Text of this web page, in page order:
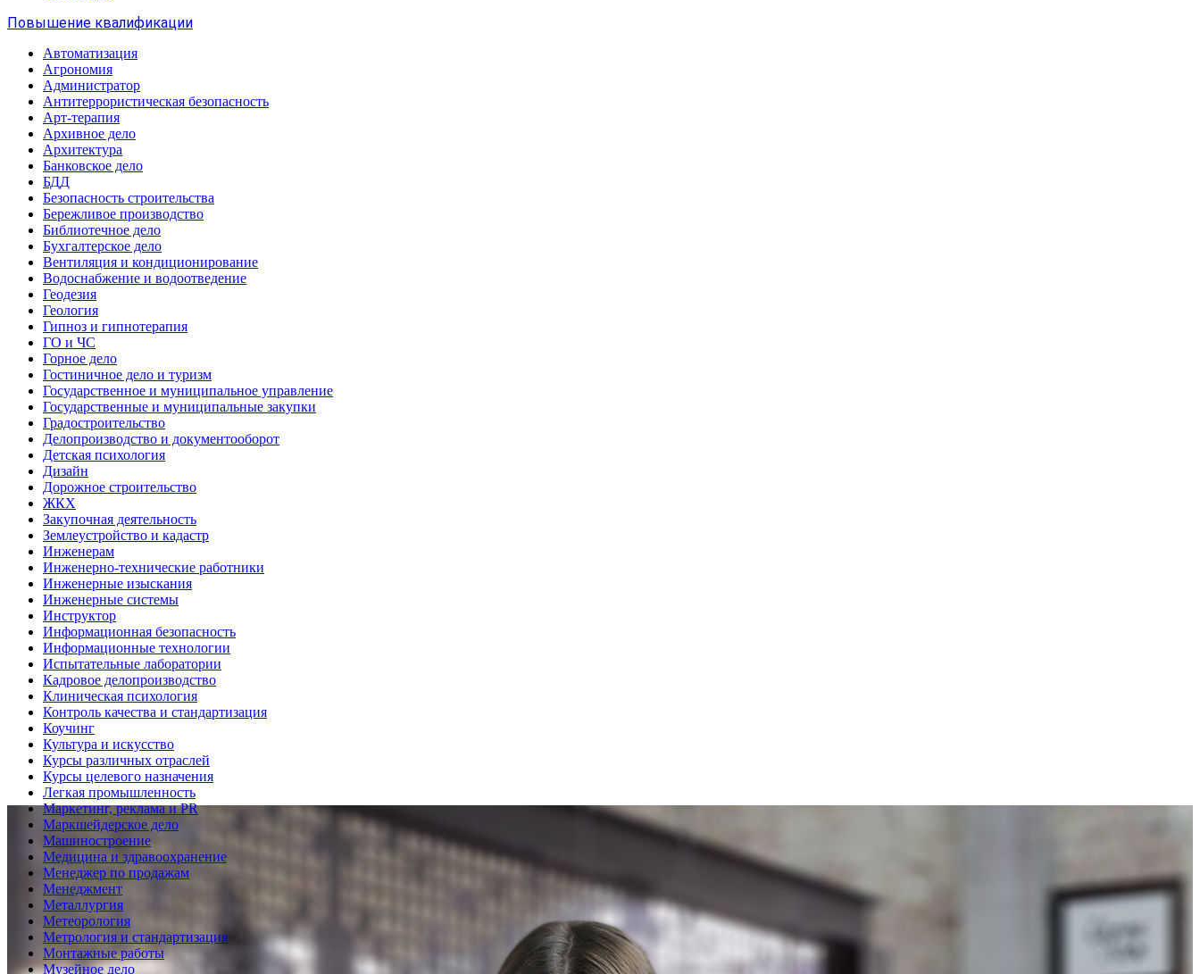
Повышение квалификации
Автоматизация
Агрономия
Администратор
Антитеррористическая безопасность
Арт-терапия
Архивное дело
Архитектура
Банковское дело
БДД
Безопасность строительства
Бережливое производство
Библиотечное дело
Бухгалтерское дело
Вентиляция и кондиционирование
Водоснабжение и водоотведение
Геодезия
Геология
Гипноз и гипнотерапия
ГО и ЧС
Горное дело
Гостиничное дело и туризм
Государственное и муниципальное управление
Государственные и муниципальные закупки
Градостроительство
Делопроизводство и документооборот
Детская психология
Дизайн
Дорожное строительство
ЖКХ
Закупочная деятельность
Землеустройство и кадастр
Инженерам
Инженерно-технические работники
Инженерные изыскания
Инженерные системы
Инструктор
Информационная безопасность
Информационные технологии
Испытательные лаборатории
Кадровое делопроизводство
Клиническая психология
Контроль качества и стандартизация
Коучинг
Культура и искусство
Курсы различных отраслей
Курсы целевого назначения
Легкая промышленность
Маркетинг, реклама и PR
Маркшейдерское дело
Машиностроение
Медицина и здравоохранение
Менеджер по продажам
Менеджмент
Металлургия
Метеорология
Метрология и стандартизация
Монтажные работы
Музейное дело